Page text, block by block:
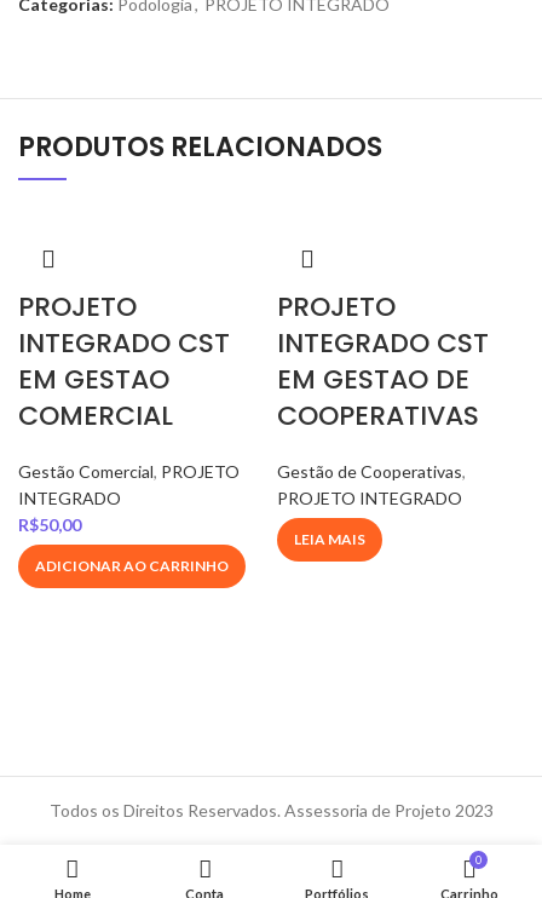
Categorias: Podologia, PROJETO INTEGRADO
PRODUTOS RELACIONADOS
PROJETO
INTEGRADO CST
EM GESTAO
COMERCIAL
Gestão Comercial, PROJETO
INTEGRADO
R$50,00
ADICIONAR AO CARRINHO
PROJETO
INTEGRADO CST
EM GESTAO DE
COOPERATIVAS
Gestão de Cooperativas,
PROJETO INTEGRADO
LEIA MAIS
Todos os Direitos Reservados. Assessoria de Projeto 2023
Home Conta Portfólios
0
Carrinho